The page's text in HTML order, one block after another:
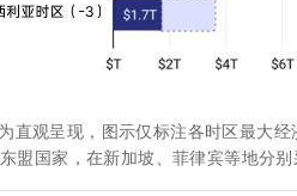
直观呈现，图示仅标注各时区最大
盟国家，在新加坡、菲律宾等地分别